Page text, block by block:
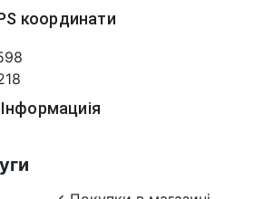
координати
Інформациія